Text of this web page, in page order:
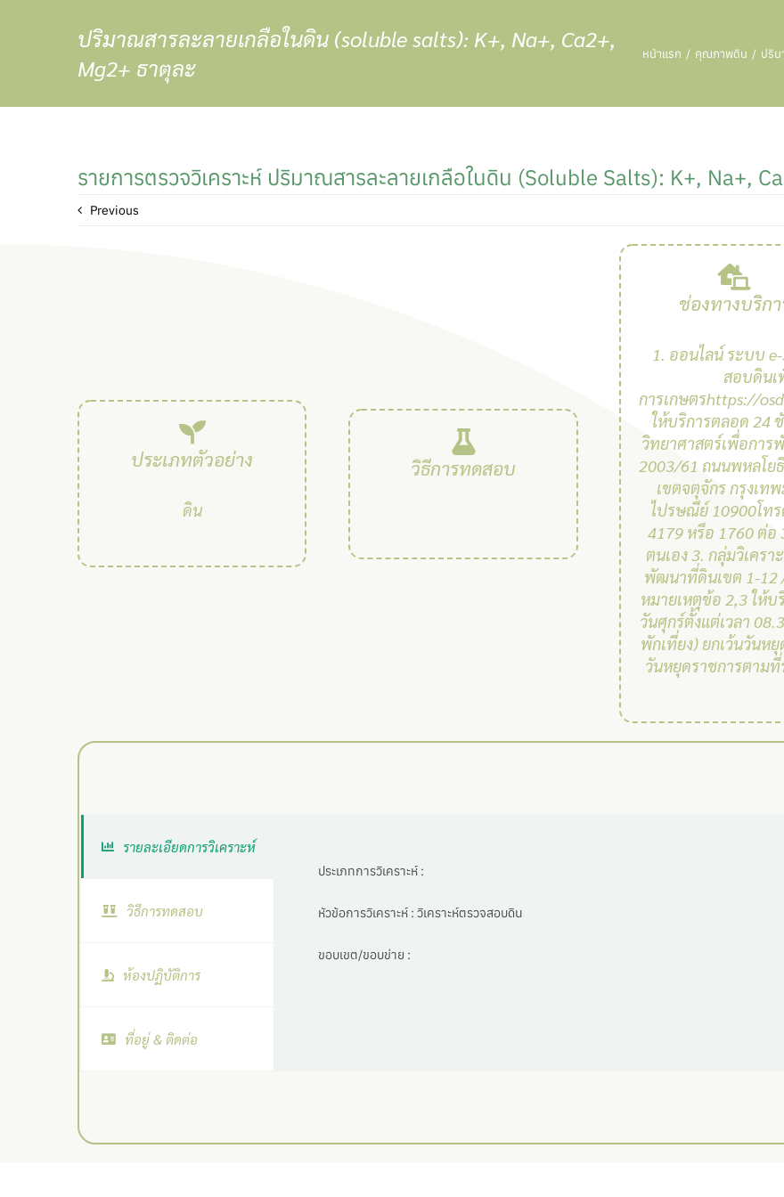
ปริมาณสารละลายเกลือในดิน (soluble salts): K+, Na+, Ca2+,
Mg2+ ธาตุละ
หน้าแรก คุณภาพดิน ปริม
รายการตรวจวิเคราะห์ ปริมาณสารละลายเกลือในดิน (soluble Salts): K+, Na+,
Previous
ประเภทตัวอย่าง
ดิน
วิธีการทดสอบ
ช่องทางบริก
1. ออนไลน์ ระบบ e-
สอบดินเ
การเกษตรhttps://
ให้บริการตลอด 24 ชั่
วิทยาศาสตร์เพื่อการ
2003/61 ถนนพหลโยธิ
เขตจตุจักร กรุงเทพ
ไปรษณีย์ 10900โทร
4179 หรือ 1760 ต่อ
ตนเอง 3. กลุ่มวิเครา
พัฒนาที่ดินเขต 1-12 /
หมายเหตุข้อ 2,3 ให้บ
วันศุกร์ตั้งแต่เวลา
พักเที่ยง) ยกเว้นวันห
วันหยุดราชการตามที่
รายละเอียดการวิเคราะห์
วิธีการทดสอบ
ห้องปฏิบัติการ
ที่อยู่ & ติดต่อ
ประเภทการวิเคราะห์ :
หัวข้อการวิเคราะห์ : วิเคราะห์ตรวจสอบดิน
ขอบเขต/ขอบข่าย :